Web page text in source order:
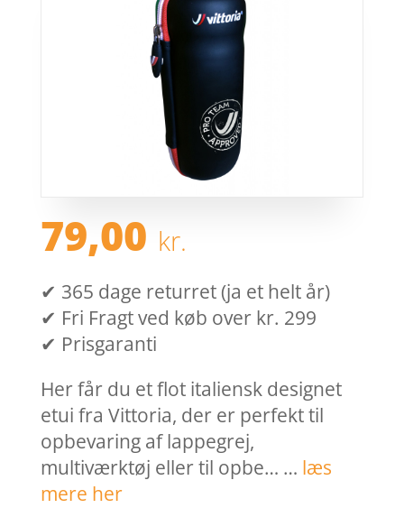
79,00 kr.
✔ 365 dage returret (ja et helt år)
✔ Fri Fragt ved køb over kr. 299
✔ Prisgaranti
Her får du et flot italiensk designet
etui fra Vittoria, der er perfekt til
opbevaring af lappegrej,
multiværktøj eller til opbe… … læs
mere her